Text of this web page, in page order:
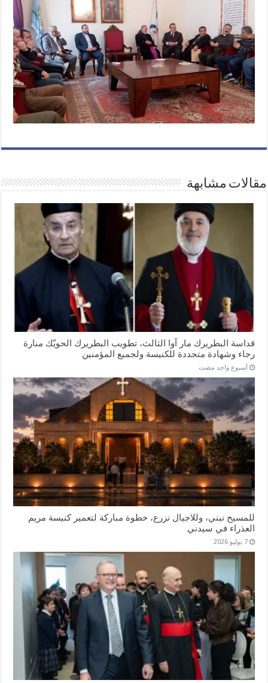
مقالات مشابهة
قداسة البطريرك مار آوا الثالث، تطويب البطريرك الحويّك منارة
رجاء وشهادة متجددة للكنيسة ولجميع المؤمنين
‏أسبوع واحد مضت
للمسيح نبني، وللاجيال نزرع، خطوة مباركة لتعمير كنيسة مريم
العذراء في سيدني
7 يوليو 2026